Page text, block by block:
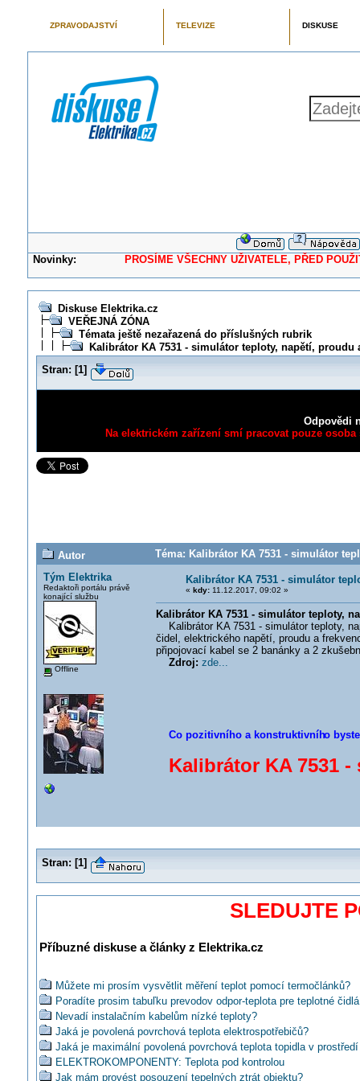
ZPRAVODAJSTVÍ TELEVIZE DISKUSE
Novinky: PROSÍME VŠECHNY UŽIVATELE, PŘED
Diskuse Elektrika.cz
VEŘEJNÁ ZÓNA
Témata ještě nezařazená do příslušných rubrik
Kalibrátor KA 7531 - simulátor teploty, napětí, proudu
Stran: [1]
Odpovědi
Na elektrickém zařízení smí pracovat pouze
Autor
Téma: Kalibrátor KA 7531 - simulátor
Tým Elektrika
Redaktoři portálu právě
konající službu
Offline
Kalibrátor KA 7531 - simulátor
« kdy:11.12.2017, 09:02 »
Kalibrátor KA 7531 - simulátor teploty,
Kalibrátor KA 7531 - simulátor teploty,
čidel, elektrického napětí, proudu a
připojovací kabel se 2 banánky a 2
Zdroj: zde...
Co pozitivního a konstruktivního
Kalibrátor KA 7531
Stran: [1]
SLEDUJTE
Příbuzné diskuse a články z Elektrika.cz
Můžete mi prosím vysvětlit měření teplot pomocí termočlánků?
Poradíte prosim tabuľku prevodov odpor-teplota pre teplotné
Nevadí instalačním kabelům nízké teploty?
Jaká je povolená povrchová teplota elektrospotřebičů?
Jaká je maximální povolená povrchová teplota topidla v
ELEKTROKOMPONENTY: Teplota pod kontrolou
Jak mám provést posouzení tepelných ztrát objektu?